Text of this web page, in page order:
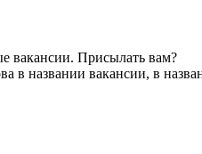
вакансии. Присылать вам?
в названии вакансии, в